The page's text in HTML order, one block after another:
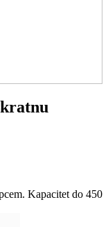
Kapacitet do 450